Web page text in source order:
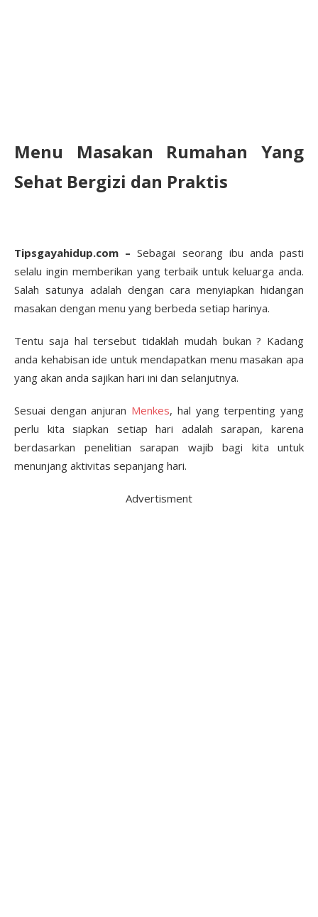
Menu Masakan Rumahan Yang
Sehat Bergizi dan Praktis
Tipsgayahidup.com – Sebagai seorang ibu anda pasti
selalu ingin memberikan yang terbaik untuk keluarga anda.
Salah satunya adalah dengan cara menyiapkan hidangan
masakan dengan menu yang berbeda setiap harinya.
Tentu saja hal tersebut tidaklah mudah bukan ? Kadang
anda kehabisan ide untuk mendapatkan menu masakan apa
yang akan anda sajikan hari ini dan selanjutnya.
Sesuai dengan anjuran Menkes, hal yang terpenting yang
perlu kita siapkan setiap hari adalah sarapan, karena
berdasarkan penelitian sarapan wajib bagi kita untuk
menunjang aktivitas sepanjang hari.
Advertisment